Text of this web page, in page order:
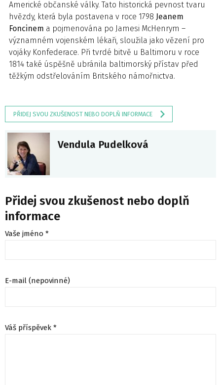
Americké občanské války. Tato historická pevnost tvaru
hvězdy, která byla postavena v roce 1798 Jeanem
Foncinem a pojmenována po Jamesi McHenrym –
významném vojenském lékaři, sloužila jako vězení pro
vojáky Konfederace. Při tvrdé bitvě u Baltimoru v roce
1814 také úspěšně ubránila baltimorský přístav před
těžkým odstřelováním Britského námořnictva.
PŘIDEJ SVOU ZKUŠENOST NEBO DOPLŇ INFORMACE
Vendula Pudelková
Přidej svou zkušenost nebo doplň
informace
Vaše jméno *
E-mail (nepovinné)
Váš příspěvek *